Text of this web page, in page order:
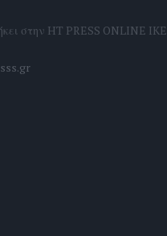
στην HT PRESS ONLINE IKE